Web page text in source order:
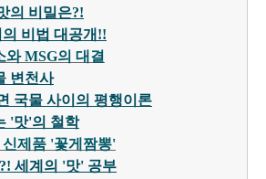
의 비밀은?!
비법 대 공개!!
와 MSG의 대결
변천사
국물 사이의 평행이론
'맛'의 철학
신제품 '꽃게짬뽕'
세계의 '맛' 공부